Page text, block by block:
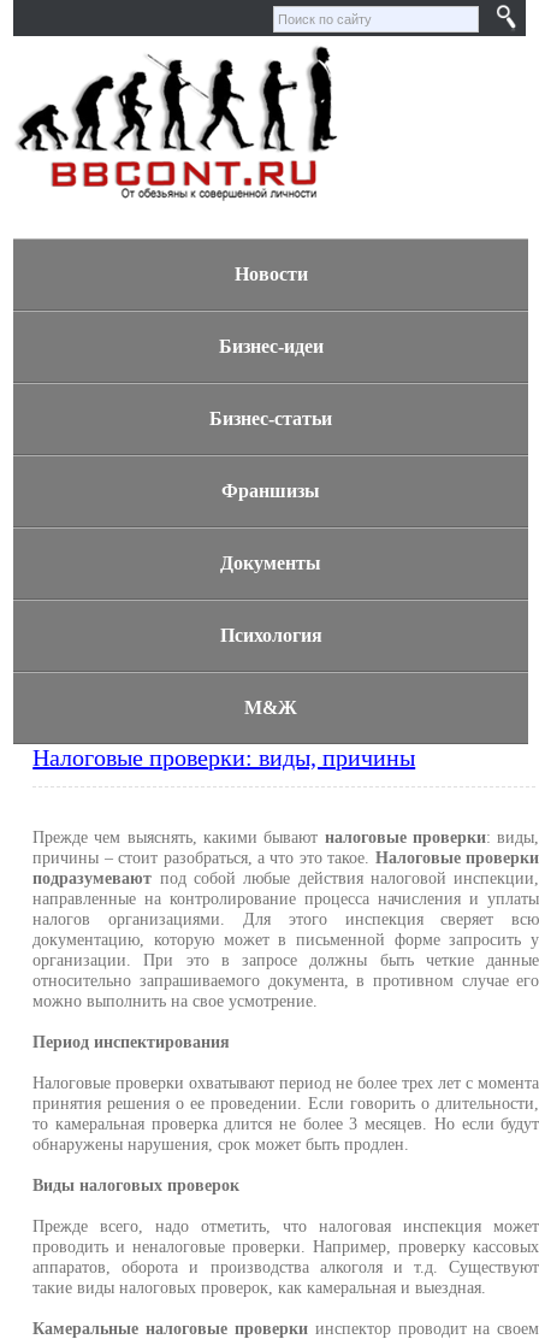
Новости
Бизнес-идеи
Бизнес-статьи
Франшизы
Документы
Психология
М&Ж
Налоговые проверки: виды, причины
Прежде чем выяснять, какими бывают налоговые проверки: виды,
причины – стоит разобраться, а что это такое. Налоговые проверки
подразумевают под собой любые действия налоговой инспекции,
направленные на контролирование процесса начисления и уплаты
налогов организациями. Для этого инспекция сверяет всю
документацию, которую может в письменной форме запросить у
организации. При это в запросе должны быть четкие данные
относительно запрашиваемого документа, в противном случае его
можно выполнить на свое усмотрение.
Период инспектирования
Налоговые проверки охватывают период не более трех лет с момента
принятия решения о ее проведении. Если говорить о длительности,
то камеральная проверка длится не более 3 месяцев. Но если будут
обнаружены нарушения, срок может быть продлен.
Виды налоговых проверок
Прежде всего, надо отметить, что налоговая инспекция может
проводить и неналоговые проверки. Например, проверку кассовых
аппаратов, оборота и производства алкоголя и т.д. Существуют
такие виды налоговых проверок, как камеральная и выездная.
Камеральные налоговые проверкиинспектор проводит на своем